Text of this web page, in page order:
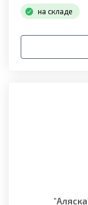
на складе